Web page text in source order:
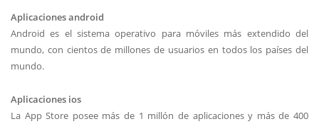
Aplicaciones android
Android es el sistema operativo para móviles más extendido del
mundo, con cientos de millones de usuarios en todos los países del
mundo.
Aplicaciones ios
La App Store posee más de 1 millón de aplicaciones y más de 400